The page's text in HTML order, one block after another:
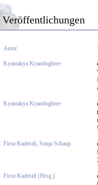
Veröffentlichungen
Autor
Kyamakya Kyandoghere
Kyamakya Kyandoghere
Firoz Kaderali, Sonja Schaup
Firoz Kaderali (Hrsg.)